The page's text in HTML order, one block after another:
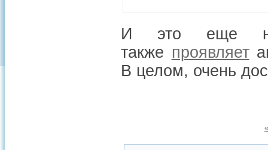
И это еще не
также проявляет
В целом, очень